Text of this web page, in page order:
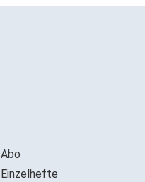
Abo
Einzelhefte